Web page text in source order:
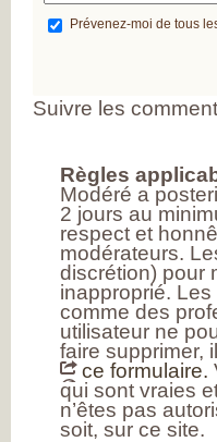
Prévenez-moi de tous
Suivre les
Règles
Modéré a
2 jours au
respect et
modérateurs.
discrétion) pour
inapproprié.
comme des
utilisateur ne
faire supprimer,
ce formulaire.
qui sont vraies
n’êtes pas
soit, sur ce site.